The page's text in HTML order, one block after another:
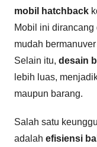
mobil hatchback
Mobil ini dirancang
mudah
Selain itu, desain
lebih luas,
maupun barang.
Salah satu
adalah efisiensi